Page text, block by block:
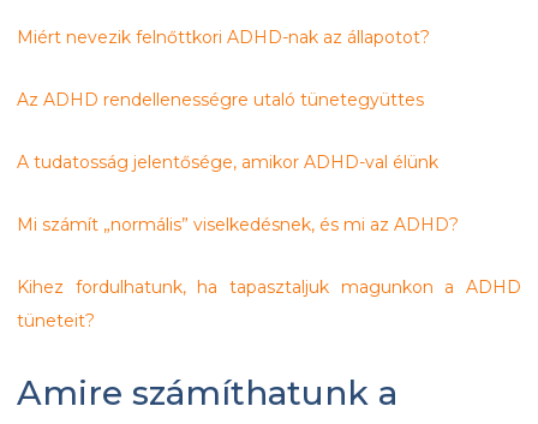
Miért nevezik felnőttkori ADHD-nak az állapotot?
Az ADHD rendellenességre utaló tünetegyüttes
A tudatosság jelentősége, amikor ADHD-val élünk
Mi számít „normális” viselkedésnek, és mi az ADHD?
Kihez fordulhatunk, ha tapasztaljuk magunkon a ADHD
tüneteit?
Amire számíthatunk a